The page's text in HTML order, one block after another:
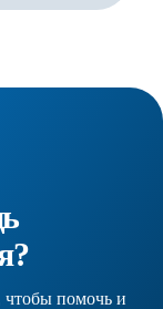
чтобы помочь и